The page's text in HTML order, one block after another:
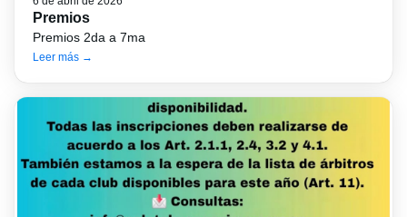
Premios
Premios 2da a 7ma
Leer más →